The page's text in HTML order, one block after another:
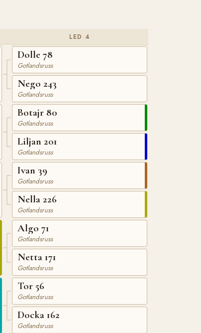
LED 4
Dolle 78
Gotlandsruss
Nego 243
Gotlandsruss
Botajr 80
Gotlandsruss
Liljan 201
Gotlandsruss
Ivan 39
Gotlandsruss
Nella 226
Gotlandsruss
Algo 71
Gotlandsruss
Netta 171
Gotlandsruss
Tor 56
Gotlandsruss
Docka 162
Gotlandsruss